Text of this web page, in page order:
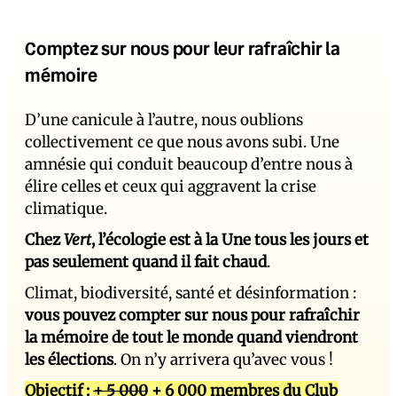
Comptez sur nous pour leur rafraîchir la
mémoire
D’une canicule à l’autre, nous oublions
collectivement ce que nous avons subi. Une
amnésie qui conduit beaucoup d’entre nous à
élire celles et ceux qui aggravent la crise
climatique.
ChezVert, l’écologie est à la Une tous les jours et
pas seulement quand il fait chaud.
Climat, biodiversité, santé et désinformation :
vous pouvez compter sur nous pour rafraîchir
la mémoire de tout le monde quand viendront
les élections. On n’y arrivera qu’avec vous !
Objectif :+ 5 000 + 6 000 membres du Club